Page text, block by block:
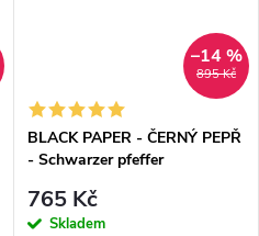
895 Kč
–14 %
BLACK PAPER - ČERNÝ PEPŘ
- Schwarzer pfeffer
765 Kč
Skladem